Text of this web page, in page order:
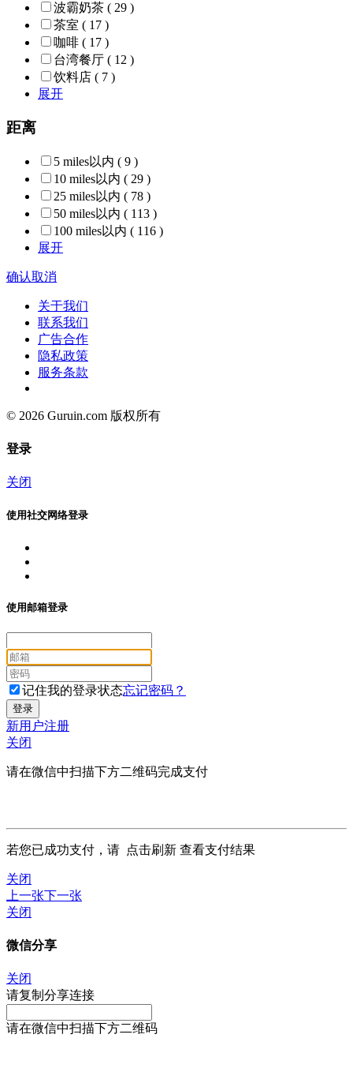
波霸奶茶 ( 29 )
茶室 ( 17 )
咖啡 ( 17 )
台湾餐厅 ( 12 )
饮料店 ( 7 )
展开
距离
5 miles以内 ( 9 )
10 miles以内 ( 29 )
25 miles以内 ( 78 )
50 miles以内 ( 113 )
100 miles以内 ( 116 )
展开
确认取消
关于我们
联系我们
广告合作
隐私政策
服务条款
© 2026 Guruin.com 版权所有
登录
关闭
使用社交网络登录
使用邮箱登录
记住我的登录状态忘记密码？
新用户注册
关闭
请在微信中扫描下方二维码完成支付
若您已成功支付，请 点击刷新 查看支付结果
关闭
上一张下一张
关闭
微信分享
关闭
请复制分享连接
请在微信中扫描下方二维码